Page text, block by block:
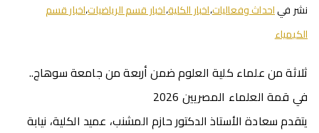
نشر فياحداث وفعاليات،اخبار الكلية،اخبار قسم الرياضيات،اخبار قسم
الكيمياء
ثلاثة من علماء كلية العلوم ضمن أربعة من جامعة سوهاج..
في قمة العلماء المصريين 2026
يتقدم سعادة الأستاذ الدكتور حازم المشنب، عميد الكلية، نيابة